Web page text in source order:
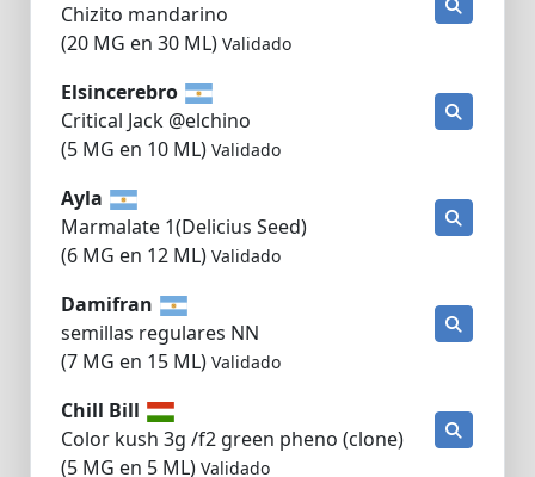
Chizito mandarino
(20 MG en 30 ML)Validado
Elsincerebro
Critical Jack @elchino
(5 MG en 10 ML)Validado
Ayla
Marmalate 1(Delicius Seed)
(6 MG en 12 ML)Validado
Damifran
semillas regulares NN
(7 MG en 15 ML)Validado
Chill Bill
Color kush 3g /f2 green pheno (clone)
(5 MG en 5 ML)Validado